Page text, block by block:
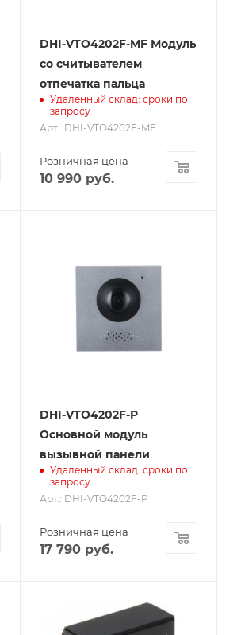
DHI-VTO4202F-MF Модуль
со считывателем
отпечатка пальца
Удаленный склад: сроки по
запросу
Арт.: DHI-VTO4202F-MF
Розничная цена
10 990руб.
DHI-VTO4202F-P
Основной модуль
вызывной панели
Удаленный склад: сроки по
запросу
Арт.: DHI-VTO4202F-P
Розничная цена
17 790руб.